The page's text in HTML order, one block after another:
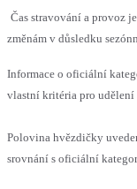
Čas stravování a provoz
změnám v důsledku
Informace o oficiální
vlastní kritéria pro udělení
Polovina hvězdičky
srovnání s oficiální